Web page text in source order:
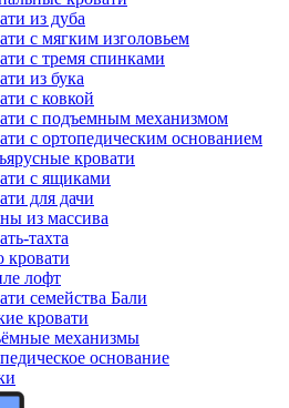
из дуба
с мягким изголовьем
с тремя спинками
из бука
с ковкой
с подъемным механизмом
с ортопедическим основанием
кровати
с ящиками
для дачи
из массива
тахта
кровати
лофт
семейства Бали
кровати
механизмы
основание